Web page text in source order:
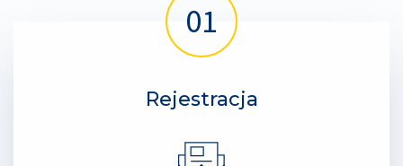
Rejestracja